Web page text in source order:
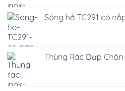
Sóng hở TC291 có
Thùng Rác Đạp Chân